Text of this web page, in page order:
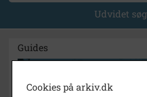
Udvidet
Guides
Cookies på arkiv.dk